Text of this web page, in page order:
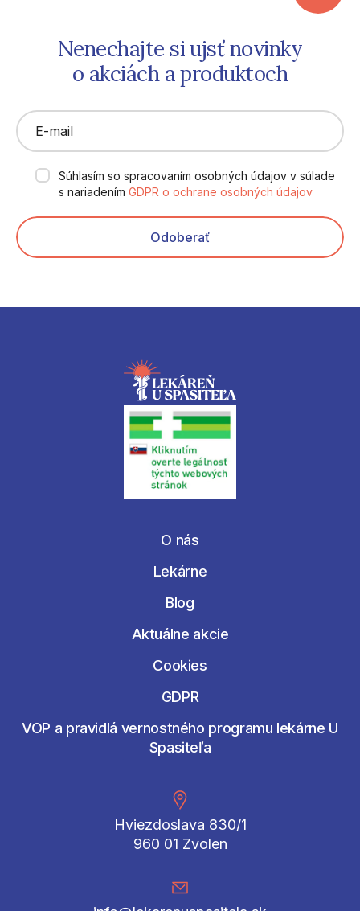
Nenechajte si ujsť novinky
o akciách a produktoch
E-mail
Odoberať
Súhlasím so spracovaním osobných údajov v súlade
s nariadenímGDPR o ochrane osobných údajov
O nás
Lekárne
Blog
Aktuálne akcie
Cookies
GDPR
VOP a pravidlá vernostného programu lekárne U
Spasiteľa
Hviezdoslava 830/1
960 01 Zvolen